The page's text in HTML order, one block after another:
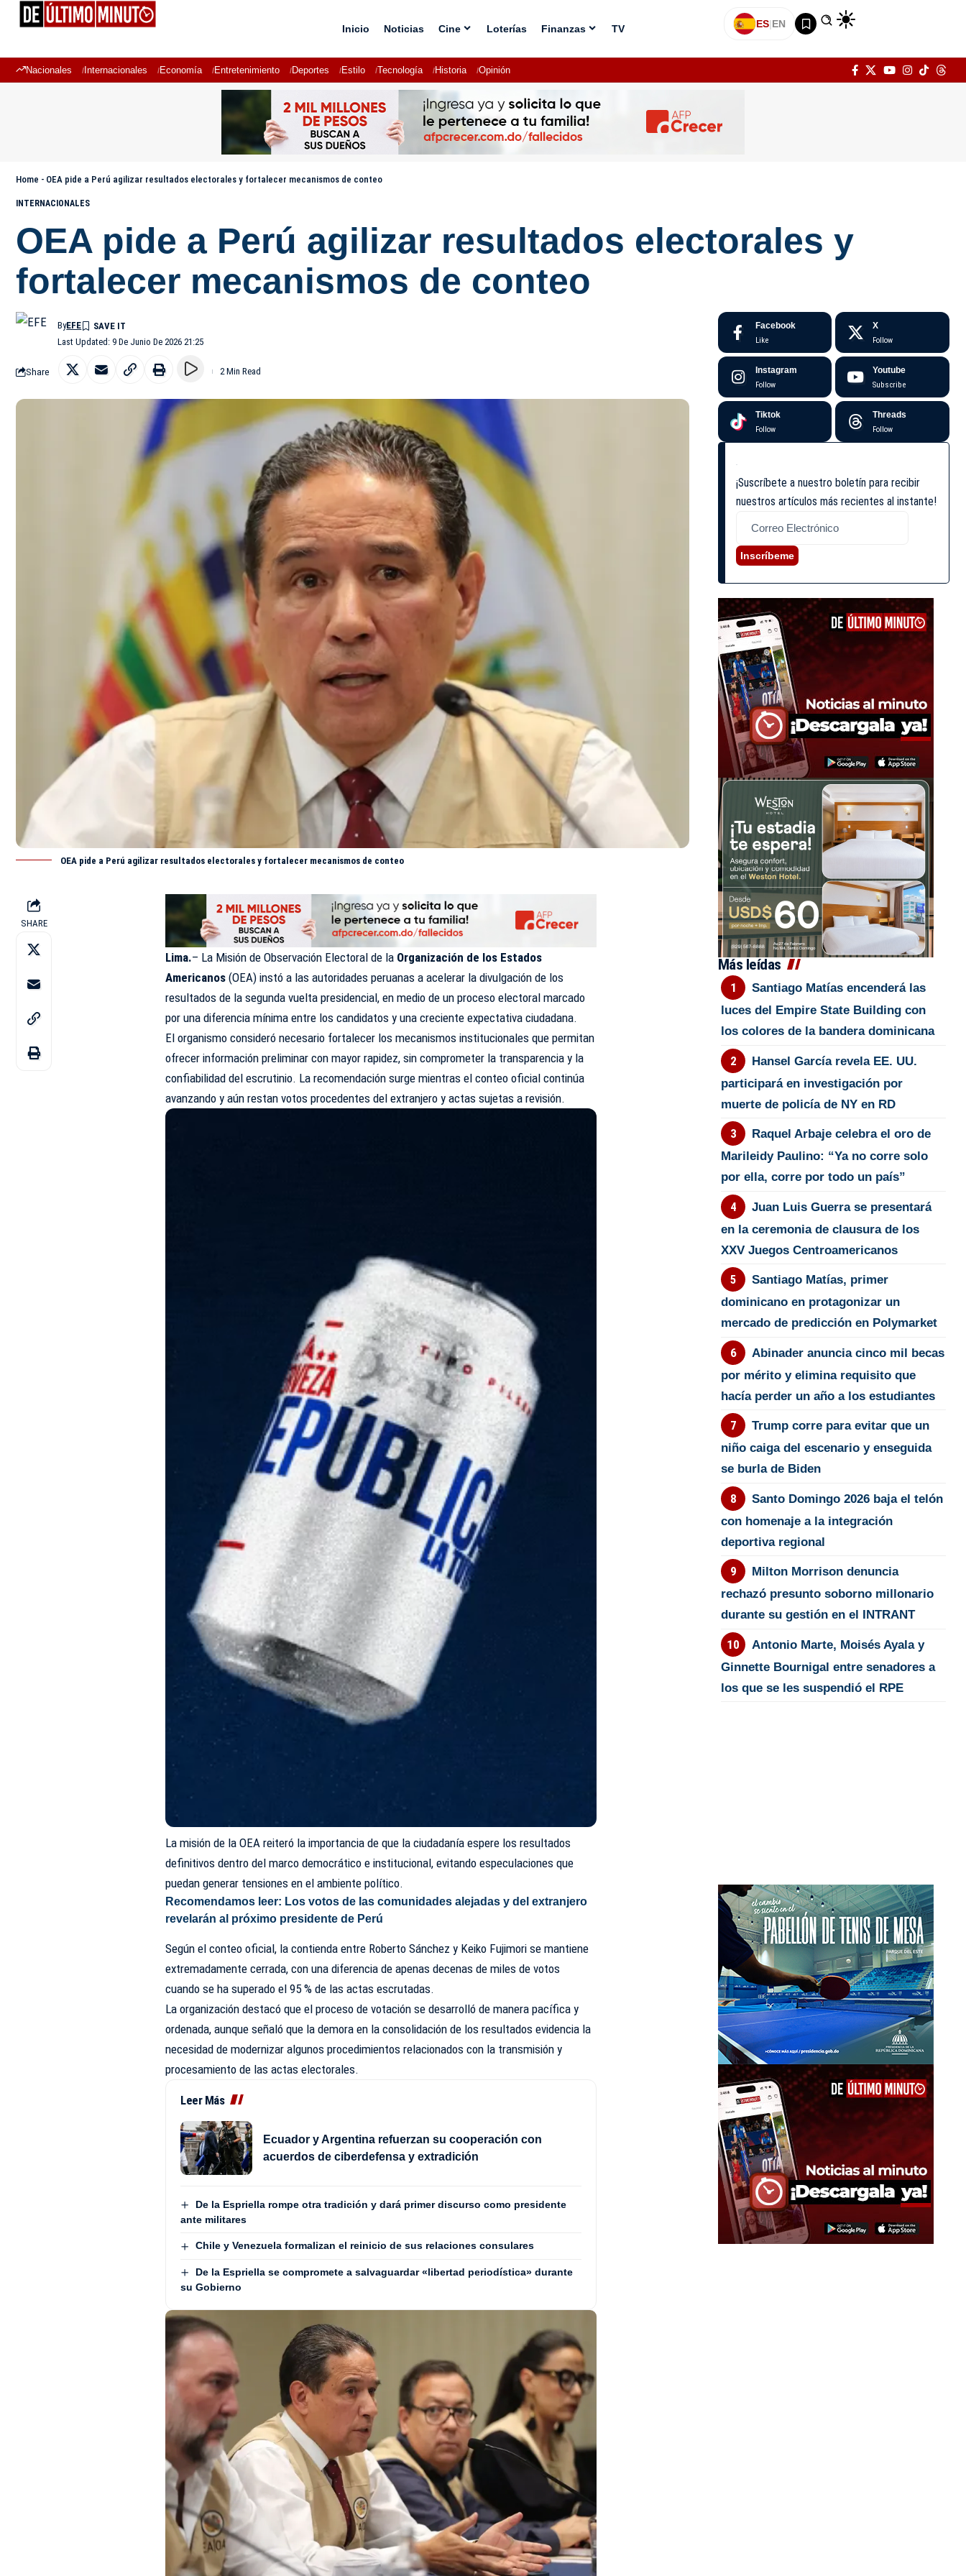
Inicio Noticias Cine Loterías Finanzas TV ES|EN
Nacionales Internacionales Economía Entretenimiento Deportes Estilo Tecnología Historia Opinión
Home - OEA pide a Perú agilizar resultados electorales y fortalecer mecanismos de conteo
INTERNACIONALES
OEA pide a Perú agilizar resultados electorales y
fortalecer mecanismos de conteo
Last Updated: 9 De Junio De 2026 21:25
ByEFE
Share 2 Min Read
OEA pide a Perú agilizar resultados electorales y fortalecer mecanismos de conteo
SHARE
Lima.– La Misión de Observación Electoral de la Organización de los Estados
Americanos (OEA) instó a las autoridades peruanas a acelerar la divulgación de los
resultados de la segunda vuelta presidencial, en medio de un proceso electoral marcado
por una diferencia mínima entre los candidatos y una creciente expectativa ciudadana.
El organismo consideró necesario fortalecer los mecanismos institucionales que permitan
ofrecer información preliminar con mayor rapidez, sin comprometer la transparencia y la
confiabilidad del escrutinio. La recomendación surge mientras el conteo oficial continúa
avanzando y aún restan votos procedentes del extranjero y actas sujetas a revisión.
La misión de la OEA reiteró la importancia de que la ciudadanía espere los resultados
definitivos dentro del marco democrático e institucional, evitando especulaciones que
puedan generar tensiones en el ambiente político.
Recomendamos leer: Los votos de las comunidades alejadas y del extranjero
revelarán al próximo presidente de Perú
Según el conteo oficial, la contienda entre Roberto Sánchez y Keiko Fujimori se mantiene
extremadamente cerrada, con una diferencia de apenas decenas de miles de votos
cuando se ha superado el 95 % de las actas escrutadas.
La organización destacó que el proceso de votación se desarrolló de manera pacífica y
ordenada, aunque señaló que la demora en la consolidación de los resultados evidencia la
necesidad de modernizar algunos procedimientos relacionados con la transmisión y
procesamiento de las actas electorales.
Leer Más
Ecuador y Argentina refuerzan su cooperación con
acuerdos de ciberdefensa y extradición
De la Espriella rompe otra tradición y dará primer discurso como presidente
ante militares
Chile y Venezuela formalizan el reinicio de sus relaciones consulares
De la Espriella se compromete a salvaguardar «libertad periodística» durante
su Gobierno
Facebook
Like
X
Follow
Instagram
Follow
Youtube
Subscribe
Tiktok
Follow
Threads
Follow
¡Suscríbete a nuestro boletín para recibir
nuestros artículos más recientes al instante!
Inscríbeme
Más leídas
Santiago Matías encenderá las
luces del Empire State Building con
los colores de la bandera dominicana
Hansel García revela EE. UU.
participará en investigación por
muerte de policía de NY en RD
Raquel Arbaje celebra el oro de
Marileidy Paulino: “Ya no corre solo
por ella, corre por todo un país”
Juan Luis Guerra se presentará
en la ceremonia de clausura de los
XXV Juegos Centroamericanos
Santiago Matías, primer
dominicano en protagonizar un
mercado de predicción en Polymarket
Abinader anuncia cinco mil becas
por mérito y elimina requisito que
hacía perder un año a los estudiantes
Trump corre para evitar que un
niño caiga del escenario y enseguida
se burla de Biden
Santo Domingo 2026 baja el telón
con homenaje a la integración
deportiva regional
Milton Morrison denuncia
rechazó presunto soborno millonario
durante su gestión en el INTRANT
Antonio Marte, Moisés Ayala y
Ginnette Bournigal entre senadores a
los que se les suspendió el RPE